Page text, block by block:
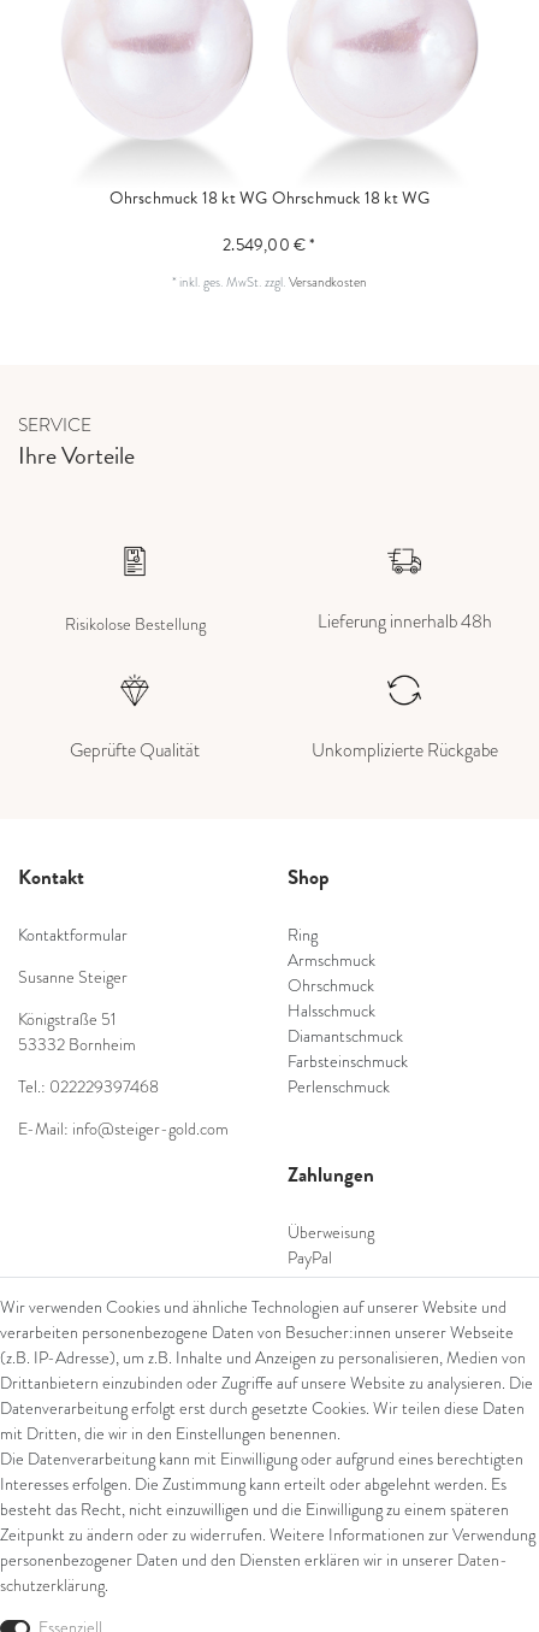
Ohrschmuck 18 kt WGOhrschmuck 18 kt WG
2.549,00 € *
* inkl. ges. MwSt.zzgl.Versandkosten
SERVICE
Ihre Vorteile
Risikolose Bestellung Lieferung innerhalb 48h
Geprüfte Qualität Unkomplizierte Rückgabe
Kontakt
Kontaktformular
Susanne Steiger
Königstraße 51
53332 Bornheim
Tel.: 022229397468
E-Mail: info@steiger-gold.com
Shop
Ring
Armschmuck
Ohrschmuck
Halsschmuck
Diamantschmuck
Farbsteinschmuck
Perlenschmuck
Zahlungen
Überweisung
PayPal
SEPA Lastschrift
giropay
Kreditkarte
Versand
UPS
FedEx
Wir verwenden Cookies und ähnliche Technologien auf unserer Website und
verarbeiten personenbezogene Daten von Besucher:innen unserer Webseite
(z.B. IP-Adresse), um z.B. Inhalte und Anzeigen zu personalisieren, Medien von
Drittanbietern einzubinden oder Zugriffe auf unsere Website zu analysieren. Die
Datenverarbeitung erfolgt erst durch gesetzte Cookies. Wir teilen diese Daten
mit Dritten, die wir in den Einstellungen benennen.
Die Datenverarbeitung kann mit Einwilligung oder aufgrund eines berechtigten
Interesses erfolgen. Die Zustimmung kann erteilt oder abgelehnt werden. Es
besteht das Recht, nicht einzuwilligen und die Einwilligung zu einem späteren
Zeitpunkt zu ändern oder zu widerrufen. Weitere Informationen zur Verwendung
personenbezogener Daten und den Diensten erklären wir in unserer Daten­
schutz­erklärung.